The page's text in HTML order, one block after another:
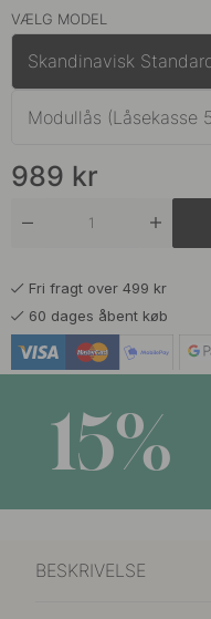
Rustfrit Stål Finish
VÆLG MODEL
Skandinavisk
Modullås (Låsekasse
989 kr
Fri fragt over 499 kr
60 dages åbent køb
15%
BESKRIVELSE